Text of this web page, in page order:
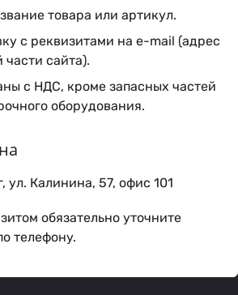
товара или артикул.
с реквизитами на e-mail (адрес
части сайта).
с НДС, кроме запасных частей
оборудования.
ул. Калинина, 57, офис 101
обязательно уточните
телефону.